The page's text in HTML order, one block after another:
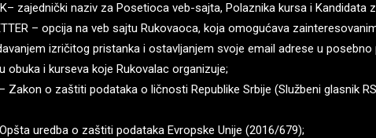
zajednički naziv za Posetioca veb-sajta, Polaznika kursa i Kandidata
– opcija na veb sajtu Rukovaoca, koja omogućava
izričitog pristanka i ostavljanjem svoje email adrese u
obuka i kurseva koje Rukovalac organizuje;
Zakon o zaštiti podataka o ličnosti Republike Srbije (Službeni glasnik
uredba o zaštiti podataka Evropske Unije (2016/679);